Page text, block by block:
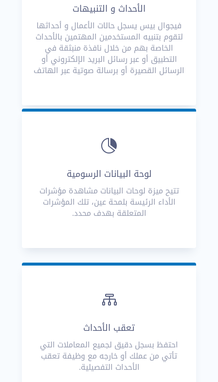
الأحداث و التنبيهات
فيجوال بيس يسجل حالات الأعمال و أحداثها
لتقوم بتنبيه المستخدمين المهتمين بالأحداث
الخاصة بهم من خلال نافذة منبثقة في
التطبيق أو عبر رسائل البريد الإلكتروني أو
الرسائل القصيرة أو برسالة صوتية عبر الهاتف

لوحة البيانات الرسومية
تتيح ميزة لوحات البيانات مشاهدة مؤشرات
الأداء الرئيسة بلمحة عين، تلك المؤشرات
المتعلقة بهدف محدد.

تعقب الأحداث
احتفظ بسجل دقيق لجميع المعاملات التي
تأتي من عملك أو خارجه مع وظيفة تعقب
الأحداث التفصيلية.